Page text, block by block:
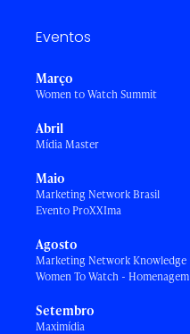
Eventos
Março
Women to Watch Summit
Abril
Mídia Master
Maio
Marketing Network Brasil
Evento ProXXIma
Agosto
Marketing Network Knowledge
Women To Watch - Homenagem
Setembro
Maximídia